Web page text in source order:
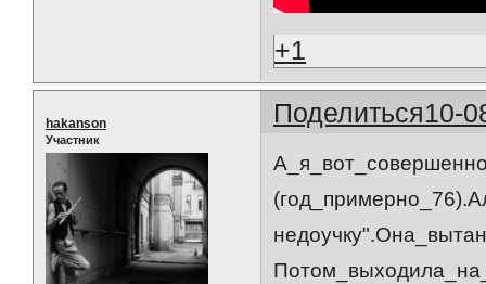
+1
Поделиться10-
hakanson
Участник